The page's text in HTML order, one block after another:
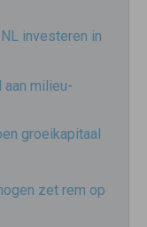
investeren in
aan milieu-
groeikapitaal
zet rem op